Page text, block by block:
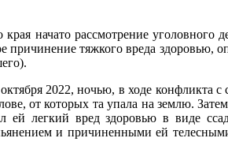
начато рассмотрение
тяжкого вреда здоровью,
2022, ночью, в ходе конфликта
от которых та упала на землю.
легкий вред здоровью в виде
и причиненными ей